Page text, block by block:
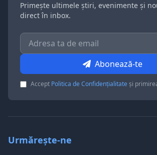
Primește ultimele știri, evenimente și
direct în inbox.
Abonează-te
Accept Politica de Confidențialitateși
Urmărește-ne